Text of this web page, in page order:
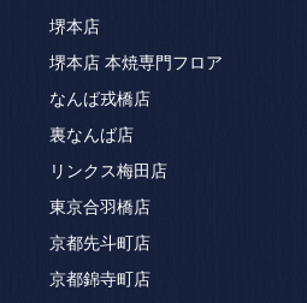
堺本店
堺本店 本焼専門フロア
なんば戎橋店
裏なんば店
リンクス梅田店
東京合羽橋店
京都先斗町店
京都錦寺町店